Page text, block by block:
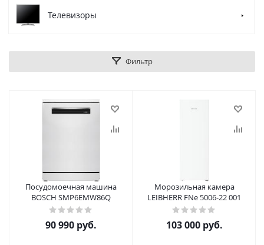
Телевизоры
Фильтр
Посудомоечная машина
BOSCH SMP6EMW86Q
90 990 руб.
Морозильная камера
LEIBHERR FNe 5006-22 001
103 000руб.